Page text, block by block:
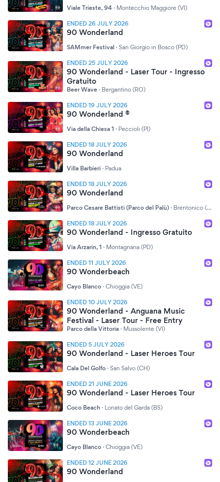
Viale Trieste, 94 · Montecchio Maggiore (VI)
ENDED 26 JULY 2026
90 Wonderland
SAMmer Festival · San Giorgio in Bosco (PD)
ENDED 25 JULY 2026
90 Wonderland - Laser Tour - Ingresso
Gratuito
Beer Wave · Bergantino (RO)
ENDED 19 JULY 2026
90 Wonderland ®
Via della Chiesa 1 · Peccioli (PI)
ENDED 18 JULY 2026
90 Wonderland
Villa Barbieri · Padua
ENDED 18 JULY 2026
90 Wonderland
Parco Cesare Battisti (Parco del Palù) · Brentonico (TN)
ENDED 18 JULY 2026
90 Wonderland - Ingresso Gratuito
Via Arzarin, 1 · Montagnana (PD)
ENDED 11 JULY 2026
90 Wonderbeach
Cayo Blanco · Chioggia (VE)
ENDED 10 JULY 2026
90 Wonderland - Anguana Music
Festival - Laser Tour - Free Entry
Parco della Vittoria · Mussolente (VI)
ENDED 5 JULY 2026
90 Wonderland - Laser Heroes Tour
Cala Del Golfo · San Salvo (CH)
ENDED 21 JUNE 2026
90 Wonderland - Laser Heroes Tour
Coco Beach · Lonato del Garda (BS)
ENDED 13 JUNE 2026
90 Wonderbeach
Cayo Blanco · Chioggia (VE)
ENDED 12 JUNE 2026
90 Wonderland